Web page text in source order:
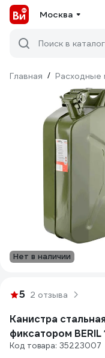
Москва
Поиск в
Главная / Расходные
Нет в наличии
5 2 отзыва
Канистра
фиксатором BERIL
Код товара: 35223007